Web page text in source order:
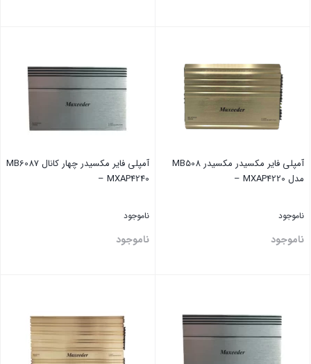
آمپلی فایر مکسیدر مکسیدر MB508
مدل MXAP4220 –
ناموجود
ناموجود
آمپلی فایر مکسیدر چهار کانال MB6087
– MXAP4240
ناموجود
ناموجود